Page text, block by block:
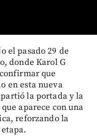
el pasado 29 de
donde Karol G
que
en esta nueva
la portada y la
aparece con una
reforzando la